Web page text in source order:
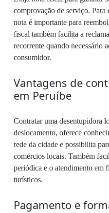
comprovação de serviço. Para
nota é importante para
fiscal também facilita a
recorrente quando necessário
consumidor.
Vantagens de
em Peruíbe
Contratar uma desentupidora
deslocamento, oferece
rede da cidade e possibilita
comércios locais. Também
periódica e o atendimento em
turísticos.
Pagamento e